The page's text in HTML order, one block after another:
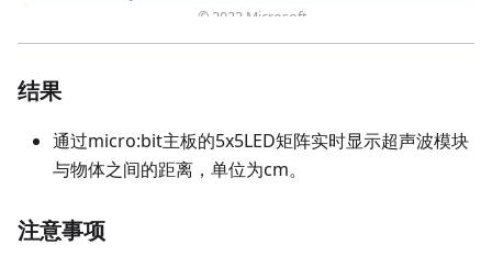
结果
通过micro:bit主板的5x5LED矩阵实时显示超声波模块
与物体之间的距离，单位为cm。
注意事项